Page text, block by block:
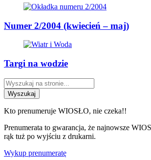
Numer 2/2004 (kwiecień – maj)
Targi na wodzie
Wyszukaj
Kto prenumeruje WIOSŁO, nie czeka!!
Prenumerata to gwarancja, że najnowsze
rąk tuż po wyjściu z drukarni.
Wykup prenumeratę